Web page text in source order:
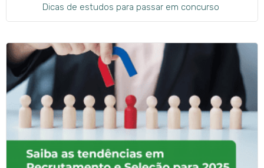
Dicas de estudos para passar em concurso